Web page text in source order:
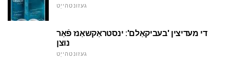
געזונטהייַט
די מעדיצין 'בעביקאַלם': ינסטראַקשאַנז פֿאַר
נוצן
געזונטהייַט